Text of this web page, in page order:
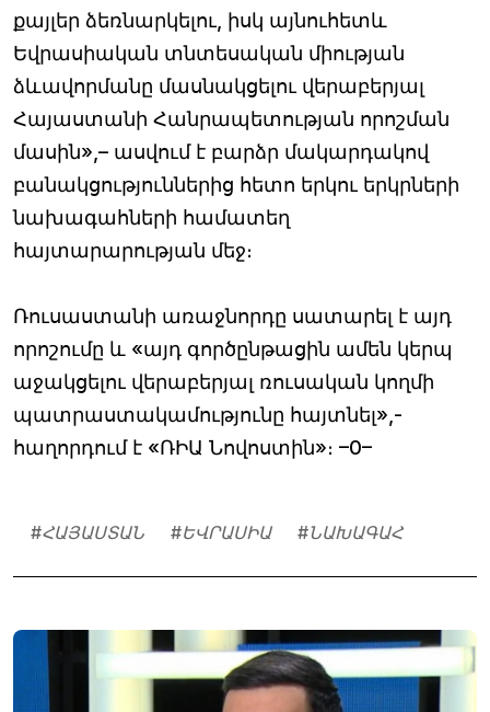
քայլեր ձեռնարկելու, իսկ այնուհետև
Եվրասիական տնտեսական միության
ձևավորմանը մասնակցելու վերաբերյալ
Հայաստանի Հանրապետության որոշման
մասին»,– ասվում է բարձր մակարդակով
բանակցություններից հետո երկու երկրների
նախագահների համատեղ
հայտարարության մեջ։
Ռուսաստանի առաջնորդը սատարել է այդ
որոշումը և «այդ գործընթացին ամեն կերպ
աջակցելու վերաբերյալ ռուսական կողմի
պատրաստակամությունը հայտնել»,-
հաղորդում է «ՌԻԱ Նովոստին»։ –0–
#ՀԱՅԱՍՏԱՆ #ԵՎՐԱՍԻԱ #ՆԱԽԱԳԱՀ